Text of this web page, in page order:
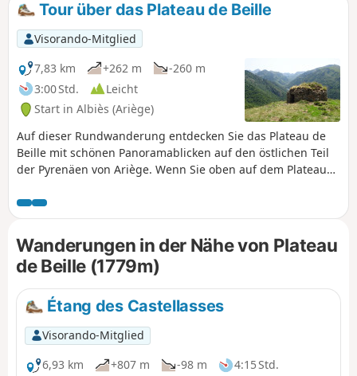
Tour über das Plateau de Beille
Visorando-Mitglied
7,83 km
+262 m
-260 m
3:00 Std.
Leicht
Start in Albiès (Ariège)
Auf dieser Rundwanderung entdecken Sie das Plateau de
Beille mit schönen Panoramablicken auf den östlichen Teil
der Pyrenäen von Ariège. Wenn Sie oben auf dem Plateau
Sommerweide antreffen (Ziegen, Kühe oder Mérens-
Pferde).
Wanderungen in der Nähe von Plateau
de Beille (1779m)
Étang des Castellasses
Visorando-Mitglied
6,93 km
+807 m -98 m
4:15 Std.